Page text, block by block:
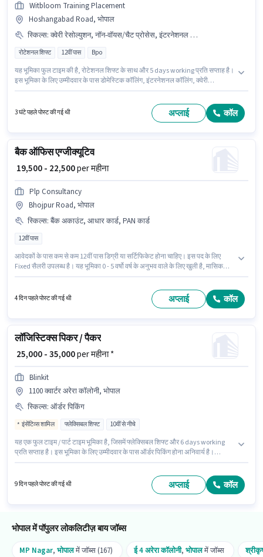
Witbloom Training Placement
Hoshangabad Road, भोपाल
स्किल्स: क्वेरी रेसोल्युशन, नॉन-वॉयस/चैट प्रोसेस, इंटरनेशनल कॉलिंग, डोमेस्टिक कॉलिंग
रोटेशनल शिफ्ट 12वीं पास Bpo
यह भूमिका फुल टाइम की है, रोटेशनल शिफ्ट के साथ और 5 days working प्रति सप्ताह है।
इस भूमिका के लिए उम्मीदवार के पास डोमेस्टिक कॉलिंग, इंटरनेशनल कॉलिंग, क्वेरी
लाभ जैसे कैब, PF भी मिलेंगे। आवेदकों के पास कम से कम 12वीं पास डिग्री या सर्टिफिकेट
होना चाहिए। इस भूमिका में Fixed वेतन संरचना मिलती है।
3 घंटे पहले पोस्ट की गई थी अप्लाई कॉल
बैक ऑफिस एग्जीक्यूटिव
₹ 19,500 - 22,500per महीना
Plp Consultancy
Bhojpur Road, भोपाल
स्किल्स: बैंक अकाउंट, आधार कार्ड, PAN कार्ड
12वीं पास
आवेदकों के पास कम से कम 12वीं पास डिग्री या सर्टिफिकेट होना चाहिए। इस पद के लिए
Fixed सैलरी उपलब्ध है। यह भूमिका 0 - 5 वर्षो वर्ष के अनुभव वाले के लिए खुली है, मासिक
आवश्यक दस्तावेज़ जैसे PAN कार्ड, आधार कार्ड, बैंक अकाउंट का होना अनिवार्य है।
4 दिन पहले पोस्ट की गई थी अप्लाई कॉल
लॉजिस्टिक्स पिकर / पैकर
₹ 25,000 - 35,000per महीना *
Blinkit
1100 क्वार्टर अरेरा कॉलोनी, भोपाल
स्किल्स: ऑर्डर पिकिंग
इंसेंटिव्स शामिल फ्लेक्सिबल शिफ्ट 10वीं से नीचे
यह एक फुल टाइम / पार्ट टाइम भूमिका है, जिसमें फ्लेक्सिबल शिफ्ट और 6 days working
प्रति सप्ताह है। इस भूमिका के लिए उम्मीदवार के पास ऑर्डर पिकिंग होना अनिवार्य है।
उम्मीदवार आवेदन कर सकते हैं। इस भूमिका में Fixed + Incentives वेतन संरचना मिलती
9 दिन पहले पोस्ट की गई थी अप्लाई कॉल
भोपाल में पॉपुलर लोकलिटीज़ बाय जॉब्स
MP Nagar, भोपालमें जॉब्स (167) ई 4 अरेरा कॉलोनी, भोपालमें जॉब्स